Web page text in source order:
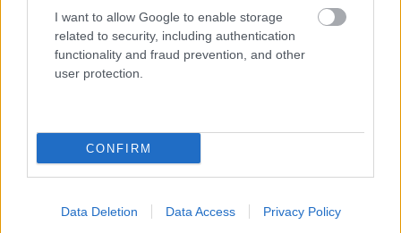
I want to allow Google to enable storage
related to security, including authentication
functionality and fraud prevention, and other
user protection.
CONFIRM
Data Deletion Data Access Privacy Policy
Inserito il 08/10/2019 alle: 20:11:35
In risposta al messaggio di Hunter85del08/10/2019alle
Ciao... É quindi possibile che quel 19td consumi più olio dei miei 2.5
...
Se come dici hanno fatto tutta la strada a tavoletta con mezzi
di quasi trent'anni e con quel chilometraggio sono dei ******i (
come guidatori) e in ogni caso la differenza tra minimo e
massimo non è certo di 2/3 chili, ma poco più di un chilo e con